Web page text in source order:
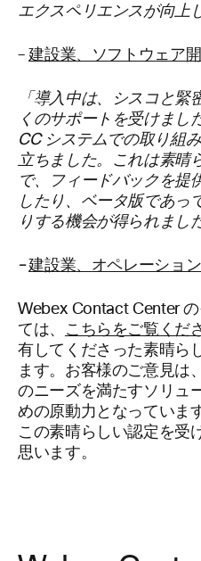
エクスペリエンスが向上
– 建設業、ソフトウェア
「導入中は、シスコと
くのサポートを受けまし
CC システムでの取り組
立ちました。これは素晴
で、フィードバックを提
したり、ベータ版であっ
りする機会が得られまし
–建設業、 オペレーショ
Webex Contact Center
ては、
こちらをご覧くだ
有してくださった素晴ら
ます。お客様のご意見は
のニーズを満たすソリュ
めの原動力となっていま
この素晴らしい認定を受
思います。